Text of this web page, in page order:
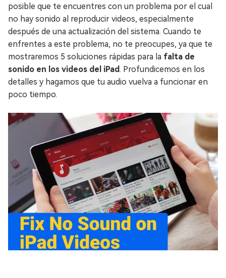
posible que te encuentres con un problema por el cual
no hay sonido al reproducir videos, especialmente
después de una actualización del sistema. Cuando te
enfrentes a este problema, no te preocupes, ya que te
mostraremos 5 soluciones rápidas para la falta de
sonido en los videos del iPad. Profundicemos en los
detalles y hagamos que tu audio vuelva a funcionar en
poco tiempo.